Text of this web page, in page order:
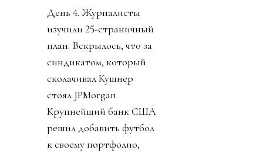
День 4. Журналисты
изучили 25-страничный
план. Вскрылось, что за
синдикатом, который
сколачивал Кушнер
стоял JPMorgan.
Крупнейший банк США
решил добавить футбол
к своему портфолио,